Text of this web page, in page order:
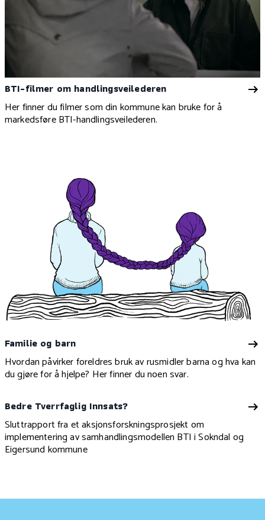
BTI-filmer om handlingsveilederen
Her finner du filmer som din kommune kan bruke for å
markedsføre BTI-handlingsveilederen.
Familie og barn
Hvordan påvirker foreldres bruk av rusmidler barna og hva kan
du gjøre for å hjelpe? Her finner du noen svar.
Bedre Tverrfaglig Innsats?
Sluttrapport fra et aksjonsforskningsprosjekt om
implementering av samhandlingsmodellen BTI i Sokndal og
Eigersund kommune